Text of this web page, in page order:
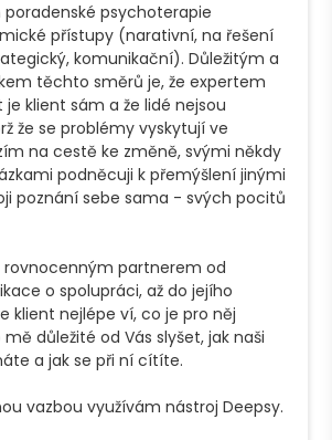
poradenské psychoterapie
přístupy (narativní, na řešení
komunikační). Důležitým a
těchto směrů je, že expertem
je klient sám a že lidé nejsou
že se problémy vyskytují ve
na cestě ke změně, svými někdy
podněcuji k přemýšlení jinými
poznání sebe sama - svých pocitů
rovnocenným partnerem od
o spolupráci, až do jejího
klient nejlépe ví, co je pro něj
důležité od Vás slyšet, jak naši
a jak se při ní cítíte.
vazbou využívám nástroj Deepsy.